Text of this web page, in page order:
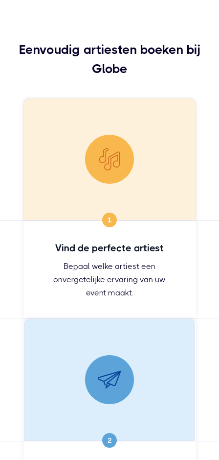
Eenvoudig artiesten boeken bij
Globe
1
Vind de perfecte artiest
Bepaal welke artiest een
onvergetelijke ervaring van uw
event maakt.
2